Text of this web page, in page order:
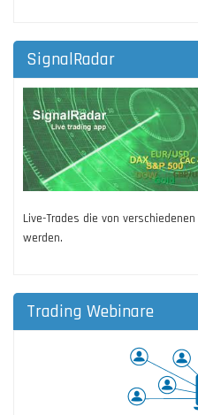
SignalRadar
Live-Trades die von verschiedenen
werden.
Trading Webinare